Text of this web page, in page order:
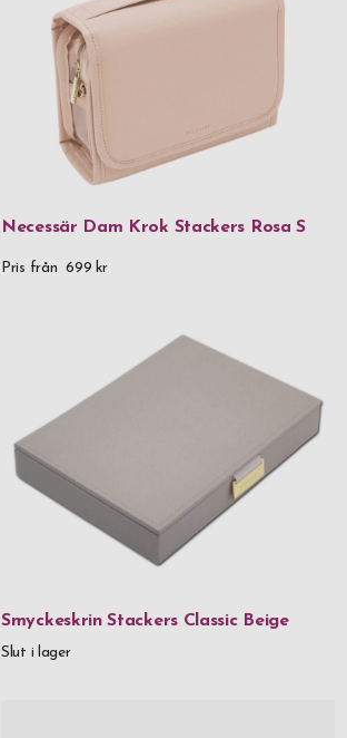
Necessär Dam Krok Stackers Rosa S
Pris från 699 kr
Smyckeskrin Stackers Classic Beige
Slut i lager